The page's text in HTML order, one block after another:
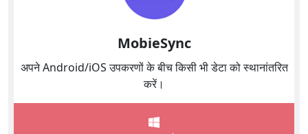
MobieSync
अपने Android/iOS उपकरणों के बीच किसी भी डेटा को स्थानांतरित
करें।